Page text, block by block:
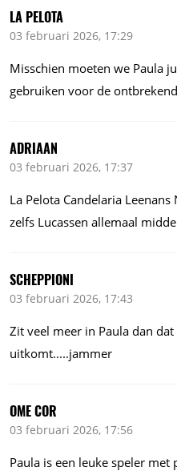
LA PELOTA
03 februari 2026, 17:29
Misschien moeten we Paula
gebruiken voor de
ADRIAAN
03 februari 2026, 17:37
La Pelota Candelaria
zelfs Lucassen allemaal
SCHEPPIONI
03 februari 2026, 17:43
Zit veel meer in Paula dan
uitkomt.....jammer
OME COR
03 februari 2026, 17:56
Paula is een leuke speler